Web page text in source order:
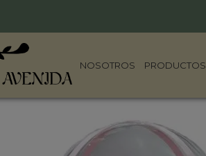
NOSOTROS PRODUCTOS